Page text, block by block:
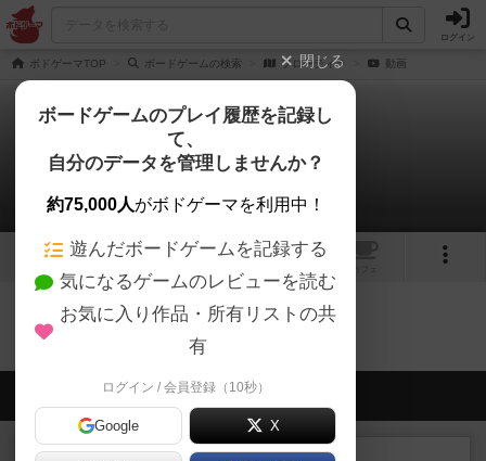
ログイン
ボドゲーマTOP ボードゲームの検索 フローティラ 動画
フローティラ
0件の動画
1 2
フローティラのトップに戻る
会員の新しい投稿
レビュー
閉じる
ボードゲームのプレイ履歴を記録し
て、
自分のデータを管理しませんか？
約75,000人がボドゲーマを利用中！
遊んだボードゲームを記録する
気になるゲームのレビューを読む
お気に入り作品・所有リストの共
有
ログイン / 会員登録（10秒）
Google X